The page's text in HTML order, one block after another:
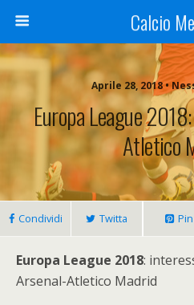
Calcio
Aprile 28, 2018 •
Europa League
Atletico
Condividi Twitta Pin
Europa League 2018:
Arsenal-Atletico Madrid